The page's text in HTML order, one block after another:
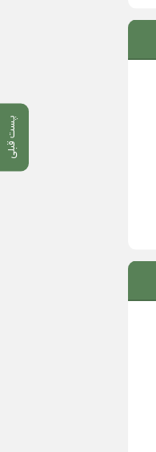
پست قبلی